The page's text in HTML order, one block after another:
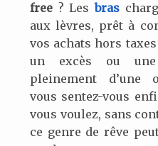
free? Lesbras
aux lèvres, prêt à
vos achats hors
un excès ou
pleinement d’une
vous sentez-vous
vous voulez, sans
ce genre de rêve